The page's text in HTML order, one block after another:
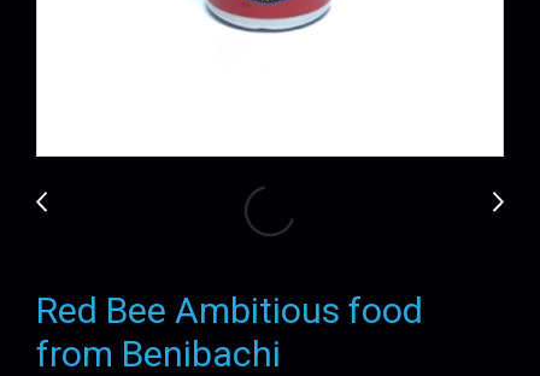
Red Bee Ambitious food
from Benibachi